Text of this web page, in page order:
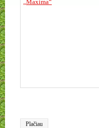
Plačiau